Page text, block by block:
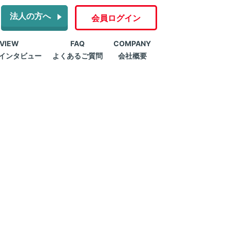
法人の方へ 会員ログイン
ンタビュー
FAQ
よくあるご質問
COMPANY
会社概要